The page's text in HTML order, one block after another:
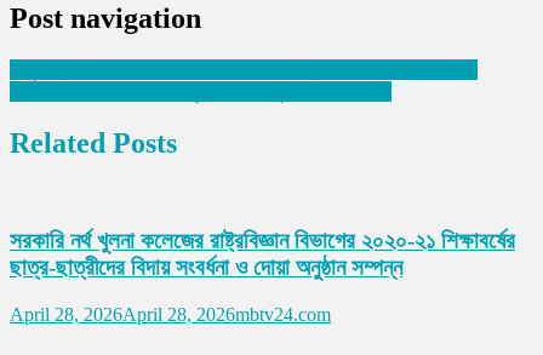
Post navigation
Related Posts
সরকারি নর্থ খুলনা কলেজের রাষ্ট্রবিজ্ঞান বিভাগের ২০২০-২১ শিক্ষাবর্ষের
ছাত্র-ছাত্রীদের বিদায় সংবর্ধনা ও দোয়া অনুষ্ঠান সম্পন্ন
April 28, 2026April 28, 2026mbtv24.com